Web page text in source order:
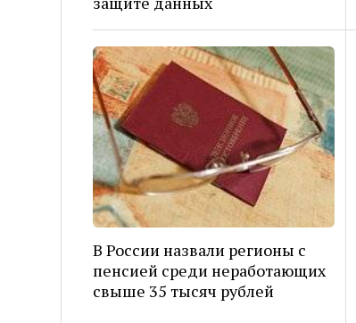
В России назвали регионы с
пенсией среди неработающих
свыше 35 тысяч рублей